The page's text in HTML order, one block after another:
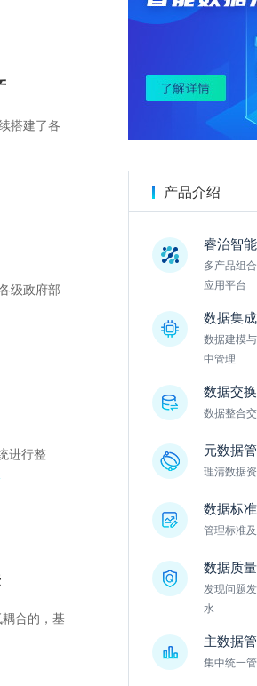
理，构建企业黄金数据
体化数据中心建设方案
存储、数据集成、数据交换、数据共享等方面，为企
搭建了各
级政府部
进行整
合的，基
产品介绍
睿治智
多产品组
应用平台
数据集
数据建模
中管理
数据交
数据整合
元数据
理清数据
数据标
管理标准
数据质
发现问题
水
主数据
集中统一